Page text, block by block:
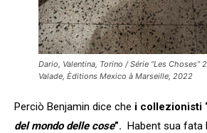
Dario, Valentina, Torino / Série “Les Choses”
Valade, Èditions Mexico à Marseille, 2022
Perciò Benjamin dice che i collezionisti
del mondo delle cose”. Habent sua fata